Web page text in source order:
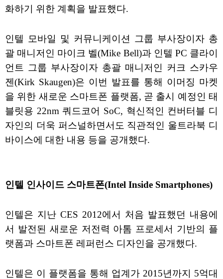
화하기 위한 계획을 발표했다.
인텔 모바일 및 커뮤니케이션 그룹 부사장이자 총
괄 매니저인 마이크 벨(Mike Bell)과 인텔 PC 클라이
언트 그룹 부사장이자 총괄 매니저인 커크 스카우
젠(Kirk Skaugen)은 이번 발표를 통해 이머징 마켓
을 위한 새로운 스마트폰 플랫폼, 곧 출시 예정인 태
블릿용 22nm 쿼드코어 SoC, 혁신적인 컨버터블 디
자인의 더욱 퍼스널하면서도 직관적인 울트라북 디
바이스에 대한 내용 등을 공개했다.
인텔 인사이드 스마트폰(Intel Inside Smartphones)
인텔은 지난 CES 2012에서 처음 발표했던 내용에
서 발전된 새로운 저전력 아톰 프로세서 기반의 플
랫폼과 스마트폰 레퍼런스 디자인을 공개했다.
인텔은 이 플랫폼을 통해 업계가 2015년까지 5억대